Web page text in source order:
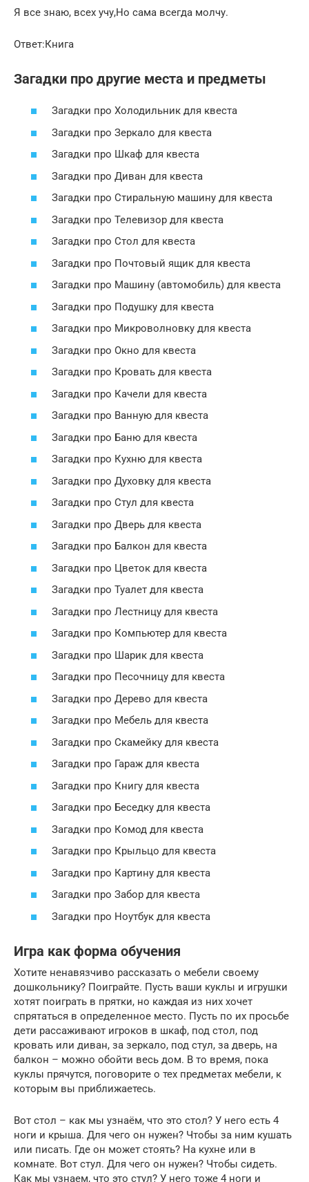
Я все знаю, всех учу,Но сама всегда молчу.
Ответ:Книга
Загадки про другие места и предметы
Загадки про Холодильник для квеста
Загадки про Зеркало для квеста
Загадки про Шкаф для квеста
Загадки про Диван для квеста
Загадки про Стиральную машину для квеста
Загадки про Телевизор для квеста
Загадки про Стол для квеста
Загадки про Почтовый ящик для квеста
Загадки про Машину (автомобиль) для квеста
Загадки про Подушку для квеста
Загадки про Микроволновку для квеста
Загадки про Окно для квеста
Загадки про Кровать для квеста
Загадки про Качели для квеста
Загадки про Ванную для квеста
Загадки про Баню для квеста
Загадки про Кухню для квеста
Загадки про Духовку для квеста
Загадки про Стул для квеста
Загадки про Дверь для квеста
Загадки про Балкон для квеста
Загадки про Цветок для квеста
Загадки про Туалет для квеста
Загадки про Лестницу для квеста
Загадки про Компьютер для квеста
Загадки про Шарик для квеста
Загадки про Песочницу для квеста
Загадки про Дерево для квеста
Загадки про Мебель для квеста
Загадки про Скамейку для квеста
Загадки про Гараж для квеста
Загадки про Книгу для квеста
Загадки про Беседку для квеста
Загадки про Комод для квеста
Загадки про Крыльцо для квеста
Загадки про Картину для квеста
Загадки про Забор для квеста
Загадки про Ноутбук для квеста
Игра как форма обучения
Хотите ненавязчиво рассказать о мебели своему
дошкольнику? Поиграйте. Пусть ваши куклы и игрушки
хотят поиграть в прятки, но каждая из них хочет
спрятаться в определенное место. Пусть по их просьбе
дети рассаживают игроков в шкаф, под стол, под
кровать или диван, за зеркало, под стул, за дверь, на
балкон – можно обойти весь дом. В то время, пока
куклы прячутся, поговорите о тех предметах мебели, к
которым вы приближаетесь.
Вот стол – как мы узнаём, что это стол? У него есть 4
ноги и крыша. Для чего он нужен? Чтобы за ним кушать
или писать. Где он может стоять? На кухне или в
комнате. Вот стул. Для чего он нужен? Чтобы сидеть.
Как мы узнаем, что это стул? У него тоже 4 ноги и